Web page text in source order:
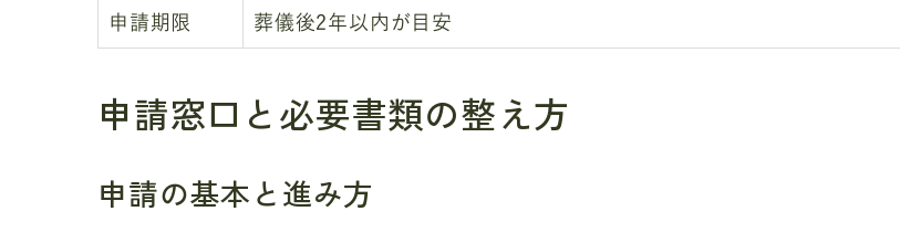
申請期限 葬儀後2年以内が目安
申請窓口と必要書類の整え方
申請の基本と進み方